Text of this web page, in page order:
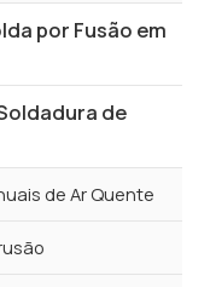
por Fusão em
de
de Ar Quente